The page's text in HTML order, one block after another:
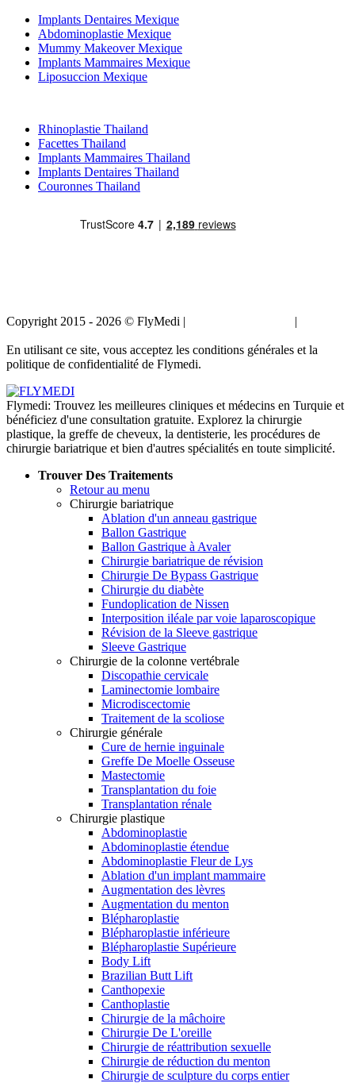
Implants Dentaires Mexique
Abdominoplastie Mexique
Mummy Makeover Mexique
Implants Mammaires Mexique
Liposuccion Mexique
Rhinoplastie Thailand
Facettes Thailand
Implants Mammaires Thailand
Implants Dentaires Thailand
Couronnes Thailand
Copyright 2015 - 2026 © FlyMedi | |
En utilisant ce site, vous acceptez les conditions générales et la
politique de confidentialité de Flymedi.
Flymedi: Trouvez les meilleures cliniques et médecins en Turquie et
bénéficiez d'une consultation gratuite. Explorez la chirurgie
plastique, la greffe de cheveux, la dentisterie, les procédures de
chirurgie bariatrique et bien d'autres spécialités en toute simplicité.
Trouver Des Traitements
Retour au menu
Chirurgie bariatrique
Ablation d'un anneau gastrique
Ballon Gastrique
Ballon Gastrique à Avaler
Chirurgie bariatrique de révision
Chirurgie De Bypass Gastrique
Chirurgie du diabète
Fundoplication de Nissen
Interposition iléale par voie laparoscopique
Révision de la Sleeve gastrique
Sleeve Gastrique
Chirurgie de la colonne vertébrale
Discopathie cervicale
Laminectomie lombaire
Microdiscectomie
Traitement de la scoliose
Chirurgie générale
Cure de hernie inguinale
Greffe De Moelle Osseuse
Mastectomie
Transplantation du foie
Transplantation rénale
Chirurgie plastique
Abdominoplastie
Abdominoplastie étendue
Abdominoplastie Fleur de Lys
Ablation d'un implant mammaire
Augmentation des lèvres
Augmentation du menton
Blépharoplastie
Blépharoplastie inférieure
Blépharoplastie Supérieure
Body Lift
Brazilian Butt Lift
Canthopexie
Canthoplastie
Chirurgie de la mâchoire
Chirurgie De L'oreille
Chirurgie de réattribution sexuelle
Chirurgie de réduction du menton
Chirurgie de sculpture du corps entier